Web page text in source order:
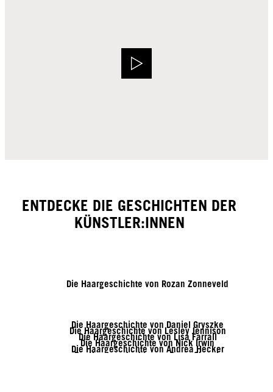
ENTDECKE DIE GESCHICHTEN DER
KÜNSTLER:INNEN
Die Haargeschichte von Rozan Zonneveld
Die Haargeschichte von Daniel Gryszke
Die Haargeschichte von Lesley Jennison
Die Haargeschichte von Lisa Farrall
Die Haargeschichte von Nick Irwin
Die Haargeschichte von Andrea Hecker
Die Haargeschichte von Genia Church